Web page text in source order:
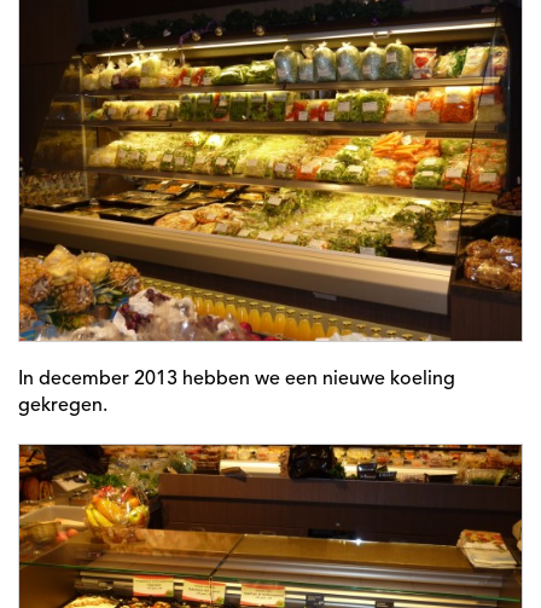
In december 2013 hebben we een nieuwe koeling
gekregen.